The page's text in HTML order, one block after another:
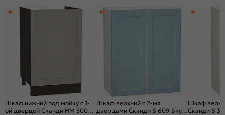
Шкаф нижний под мойку с 1-
ой дверцей Сканди НМ 500
Шкаф верхний с 2-мя
дверцами Сканди В 609 Sky
Шкаф
Сканди В